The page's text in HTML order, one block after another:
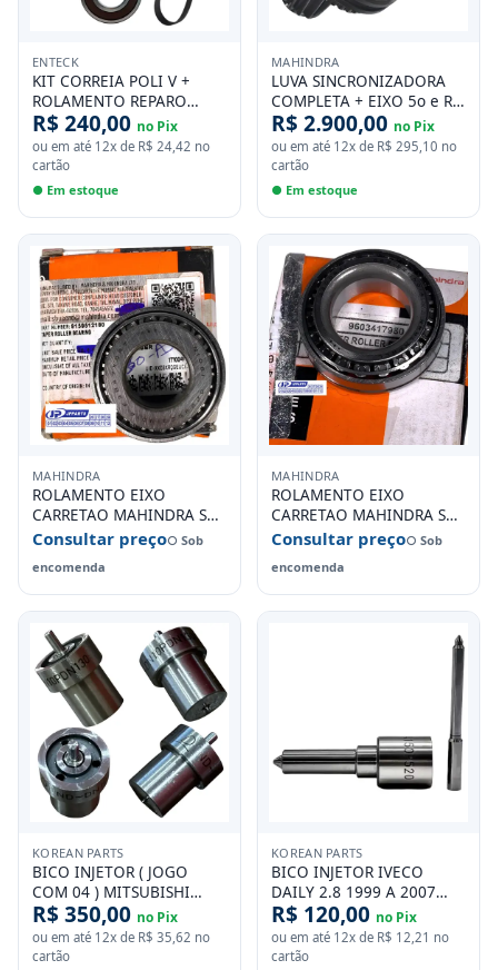
ENTECK
KIT CORREIA POLI V +
ROLAMENTO REPARO
TENSOR MAHINDRA PICK-
UP 2.6 SUV 2.6 DIESEL ATE
2011
R$ 240,00 no Pix
ou em até 12x de R$ 24,42 no
cartão
● Em estoque
MAHINDRA
LUVA SINCRONIZADORA
COMPLETA + EIXO 5o e RE
CAMBIO MAHINDRA PICK-
UP 2.2 SUV 2.2 DIESEL
APOS 2012
R$ 2.900,00 no Pix
ou em até 12x de R$ 295,10 no
cartão
● Em estoque
MAHINDRA
ROLAMENTO EIXO
CARRETAO MAHINDRA SUV
2.6 PICK-UP 2.6 DIESEL
Consultar preço○ Sob
encomenda
MAHINDRA
ROLAMENTO EIXO
CARRETAO MAHINDRA SUV
2.6 PICK-UP 2.6 DIESEL
Consultar preço○ Sob
encomenda
KOREAN PARTS
BICO INJETOR ( JOGO
COM 04 ) MITSUBISHI
L200 2.5 PAJERO 2.5
OUTLANDER 2.5 HYUNDAI
TERRACAN 2.5
R$ 350,00 no Pix
ou em até 12x de R$ 35,62 no
cartão
KOREAN PARTS
BICO INJETOR IVECO
DAILY 2.8 1999 A 2007
DSLA134P007
R$ 120,00 no Pix
ou em até 12x de R$ 12,21 no
cartão